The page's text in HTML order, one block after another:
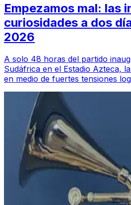
Empezamos mal: las
curiosidades a dos
2026
A solo 48 horas del partido
Sudáfrica en el Estadio Azteca,
en medio de fuertes tensiones